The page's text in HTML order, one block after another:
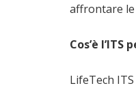
affrontare le
Cos’è
LifeTech